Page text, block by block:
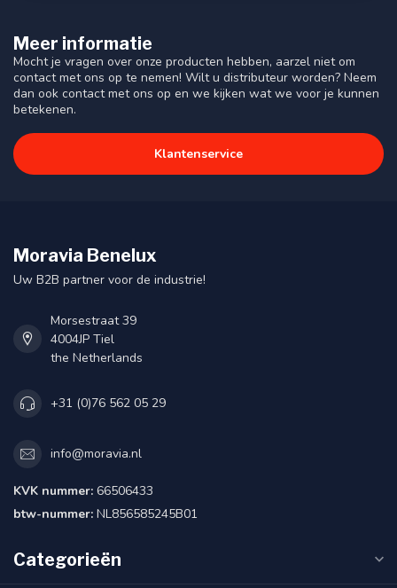
Meer informatie
Mocht je vragen over onze producten hebben, aarzel niet om
contact met ons op te nemen! Wilt u distributeur worden? Neem
dan ook contact met ons op en we kijken wat we voor je kunnen
betekenen.
Klantenservice
Moravia Benelux
Uw B2B partner voor de industrie!
Morsestraat 39
4004JP Tiel
the Netherlands
+31 (0)76 562 05 29
info@moravia.nl
KVK nummer: 66506433
btw-nummer: NL856585245B01
Categorieën